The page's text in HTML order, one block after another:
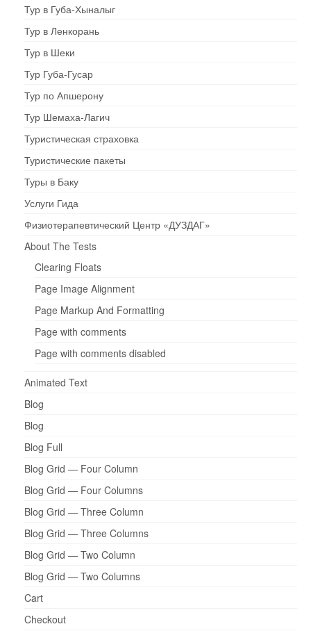
Тур в Губа-Хыналыг
Тур в Ленкорань
Тур в Шеки
Тур Губа-Гусар
Тур по Апшерону
Тур Шемаха-Лагич
Туристическая страховка
Туристические пакеты
Туры в Баку
Услуги Гида
Физиотерапевтический Центр «ДУЗДАГ»
About The Tests
Clearing Floats
Page Image Alignment
Page Markup And Formatting
Page with comments
Page with comments disabled
Animated Text
Blog
Blog
Blog Full
Blog Grid — Four Column
Blog Grid — Four Columns
Blog Grid — Three Column
Blog Grid — Three Columns
Blog Grid — Two Column
Blog Grid — Two Columns
Cart
Checkout